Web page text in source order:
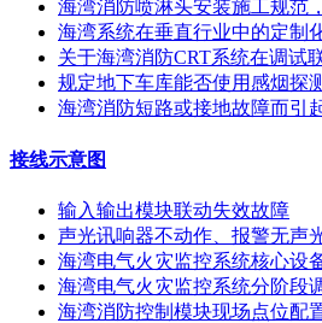
海湾消防喷淋头安装施工规范
海湾系统在垂直行业中的定
关于海湾消防CRT系统在调试
规定地下车库能否使用感烟
海湾消防短路或接地故障而引
接线示意图
输入输出模块联动失效故障
声光讯响器不动作、报警无声
海湾电气火灾监控系统核心设
海湾电气火灾监控系统分阶段
海湾消防控制模块现场点位配